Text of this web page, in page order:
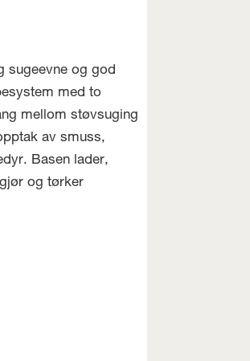
sugeevne og god
med to
mellom støvsuging
av smuss,
Basen lader,
og tørker